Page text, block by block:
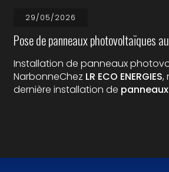
29/05/2026
Pose de panneaux photovoltaïques
Installation de panneaux
NarbonneChez LR ECO ENERGIES,
dernière installation de